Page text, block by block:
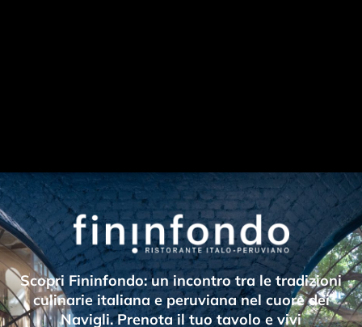
Scopri Fininfondo: un incontro tra le tradizioni
culinarie italiana e peruviana nel cuore dei
Navigli. Prenota il tuo tavolo e vivi